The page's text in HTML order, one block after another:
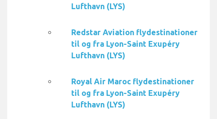
Lufthavn (LYS)
Redstar Aviation flydestinationer
til og fra Lyon-Saint Exupéry
Lufthavn (LYS)
Royal Air Maroc flydestinationer
til og fra Lyon-Saint Exupéry
Lufthavn (LYS)